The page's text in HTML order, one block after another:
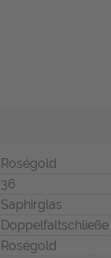
Roségold
36
Saphirglas
Doppelfaltschließe
Roségold